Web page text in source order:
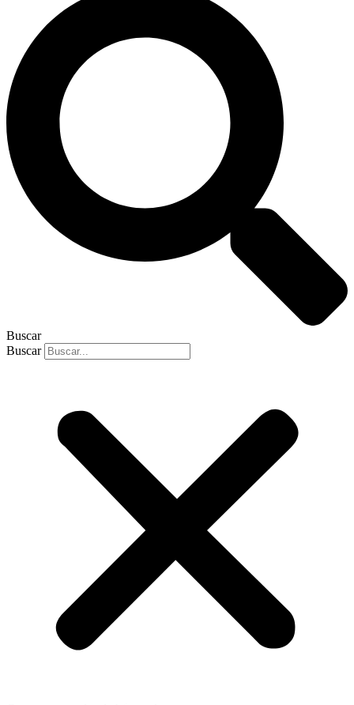
Buscar
Buscar